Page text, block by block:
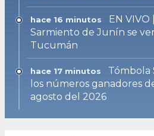
hace 16 minutos
EN
Sarmiento de Junín se
Tucumán
hace 17 minutos
Tómbola
los números ganadores
agosto del 2026